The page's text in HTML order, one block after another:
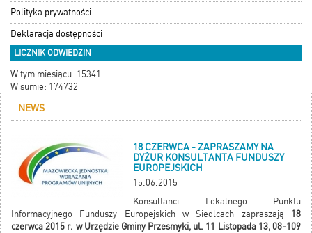
Polityka prywatności
Deklaracja dostępności
LICZNIK ODWIEDZIN
W tym miesiącu: 15341
W sumie: 174732
NEWS
18 CZERWCA - ZAPRASZAMY NA
DYŻUR KONSULTANTA FUNDUSZY
EUROPEJSKICH
15.06.2015
Konsultanci Lokalnego Punktu
Informacyjnego Funduszy Europejskich w Siedlcach zapraszają 18
czerwca 2015 r. w Urzędzie Gminy Przesmyki, ul. 11 Listopada 13, 08-109